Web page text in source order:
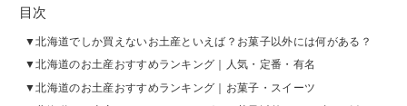
目次
北海道でしか買えないお土産といえば？お菓子以外には何がある？
北海道のお土産おすすめランキング｜人気・定番・有名
北海道のお土産おすすめランキング｜お菓子・スイーツ